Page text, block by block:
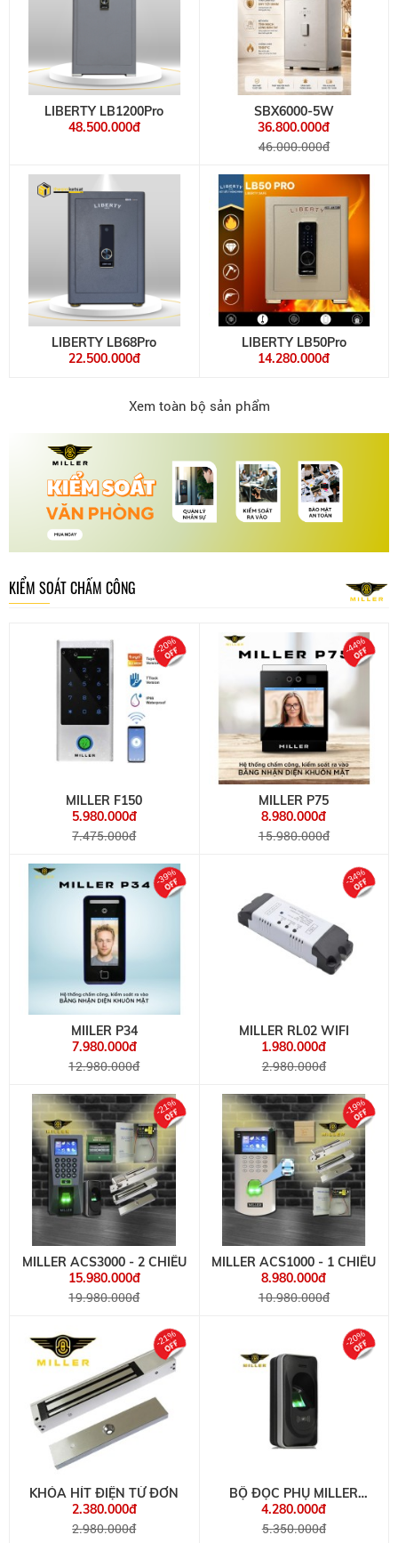
LIBERTY LB1200Pro
48.500.000đ
SBX6000-5W
36.800.000đ
46.000.000đ
LIBERTY LB68Pro
22.500.000đ
LIBERTY LB50Pro
14.280.000đ
Xem toàn bộ sản phẩm
KIỂM SOÁT CHẤM CÔNG
MILLER F150
5.980.000đ
7.475.000đ
-20%
MILLER P75
8.980.000đ
15.980.000đ
-44%
MIILER P34
7.980.000đ
12.980.000đ
-39%
MILLER RL02 WIFI
1.980.000đ
2.980.000đ
-34%
MILLER ACS3000 - 2 CHIỀU
15.980.000đ
19.980.000đ
-21%
MILLER ACS1000 - 1 CHIỀU
8.980.000đ
10.980.000đ
-19%
KHÓA HÍT ĐIỆN TỪ ĐƠN
2.380.000đ
2.980.000đ
-21%
BỘ ĐỌC PHỤ MILLER
FR1200
4.280.000đ
5.350.000đ
-20%